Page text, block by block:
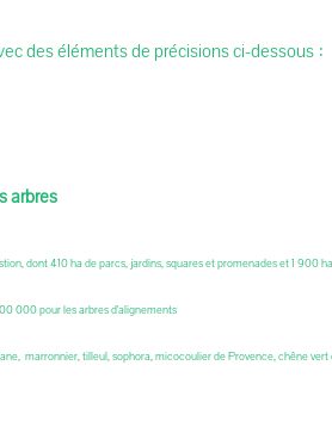
des éléments de précisions ci-dessous :
arbres
dont 410 ha de parcs, jardins, squares et promenades et 1 900
000 pour les arbres d'alignements
marronnier, tilleul, sophora, micocoulier de Provence, chêne